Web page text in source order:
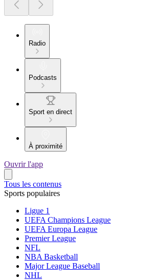
Radio
Podcasts
Sport en direct
À proximité
Ouvrir l'app
Tous les contenus
Sports populaires
Ligue 1
UEFA Champions League
UEFA Europa League
Premier League
NFL
NBA Basketball
Major League Baseball
NHL